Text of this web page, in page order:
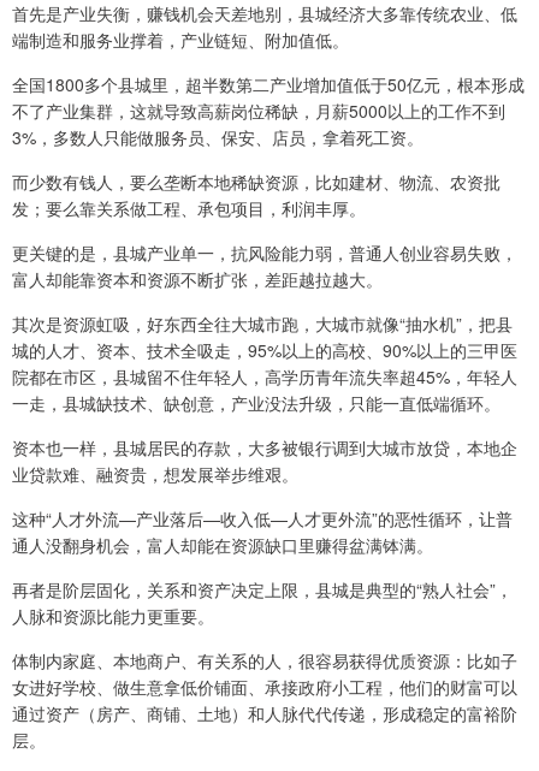
首先是产业失衡，赚钱机会天差地别，县城经济大多靠传统农业、低
端制造和服务业撑着，产业链短、附加值低。
全国1800多个县城里，超半数第二产业增加值低于50亿元，根本形成
不了产业集群，这就导致高薪岗位稀缺，月薪5000以上的工作不到
3%，多数人只能做服务员、保安、店员，拿着死工资。
而少数有钱人，要么垄断本地稀缺资源，比如建材、物流、农资批
发；要么靠关系做工程、承包项目，利润丰厚。
更关键的是，县城产业单一，抗风险能力弱，普通人创业容易失败，
富人却能靠资本和资源不断扩张，差距越拉越大。
其次是资源虹吸，好东西全往大城市跑，大城市就像“抽水机”，把县
城的人才、资本、技术全吸走，95%以上的高校、90%以上的三甲医
院都在市区，县城留不住年轻人，高学历青年流失率超45%，年轻人
一走，县城缺技术、缺创意，产业没法升级，只能一直低端循环。
资本也一样，县城居民的存款，大多被银行调到大城市放贷，本地企
业贷款难、融资贵，想发展举步维艰。
这种“人才外流—产业落后—收入低—人才更外流”的恶性循环，让普
通人没翻身机会，富人却能在资源缺口里赚得盆满钵满。
再者是阶层固化，关系和资产决定上限，县城是典型的“熟人社会”，
人脉和资源比能力更重要。
体制内家庭、本地商户、有关系的人，很容易获得优质资源：比如子
女进好学校、做生意拿低价铺面、承接政府小工程，他们的财富可以
通过资产（房产、商铺、土地）和人脉代代传递，形成稳定的富裕阶
层。